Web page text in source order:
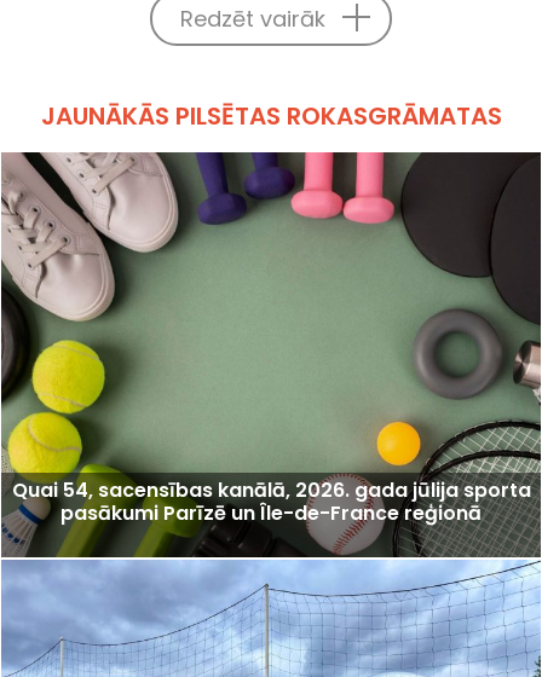
Redzēt vairāk
JAUNĀKĀS PILSĒTAS ROKASGRĀMATAS
Quai 54, sacensības kanālā, 2026. gada jūlija sporta
pasākumi Parīzē un Île-de-France reģionā